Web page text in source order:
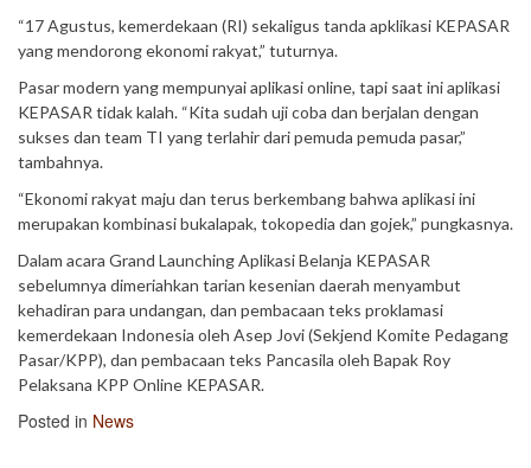
“17 Agustus, kemerdekaan (RI) sekaligus tanda apklikasi KEPASAR
yang mendorong ekonomi rakyat,” tuturnya.
Pasar modern yang mempunyai aplikasi online, tapi saat ini aplikasi
KEPASAR tidak kalah. “Kita sudah uji coba dan berjalan dengan
sukses dan team TI yang terlahir dari pemuda pemuda pasar,”
tambahnya.
“Ekonomi rakyat maju dan terus berkembang bahwa aplikasi ini
merupakan kombinasi bukalapak, tokopedia dan gojek,” pungkasnya.
Dalam acara Grand Launching Aplikasi Belanja KEPASAR
sebelumnya dimeriahkan tarian kesenian daerah menyambut
kehadiran para undangan, dan pembacaan teks proklamasi
kemerdekaan Indonesia oleh Asep Jovi (Sekjend Komite Pedagang
Pasar/KPP), dan pembacaan teks Pancasila oleh Bapak Roy
Pelaksana KPP Online KEPASAR.
Posted in News